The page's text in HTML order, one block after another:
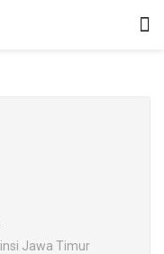
Jawa Timur